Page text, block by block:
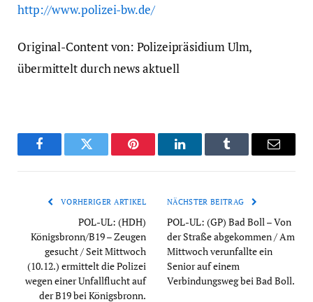
http://www.polizei-bw.de/
Original-Content von: Polizeipräsidium Ulm,
übermittelt durch news aktuell
FacebookTwitter Pinterest LinkedInTumblr Email
VORHERIGER ARTIKEL
POL-UL: (HDH)
Königsbronn/B19 – Zeugen
gesucht / Seit Mittwoch
(10.12.) ermittelt die Polizei
wegen einer Unfallflucht auf
der B19 bei Königsbronn.
NÄCHSTER BEITRAG
POL-UL: (GP) Bad Boll – Von
der Straße abgekommen / Am
Mittwoch verunfallte ein
Senior auf einem
Verbindungsweg bei Bad Boll.